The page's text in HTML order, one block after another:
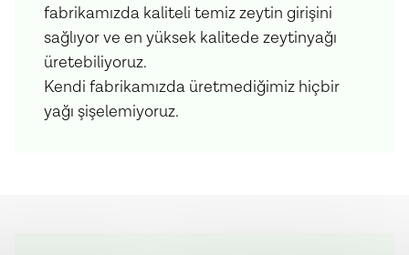
fabrikamızda kaliteli temiz zeytin girişini
sağlıyor ve en yüksek kalitede zeytinyağı
üretebiliyoruz.
Kendi fabrikamızda üretmediğimiz hiçbir
yağı şişelemiyoruz.